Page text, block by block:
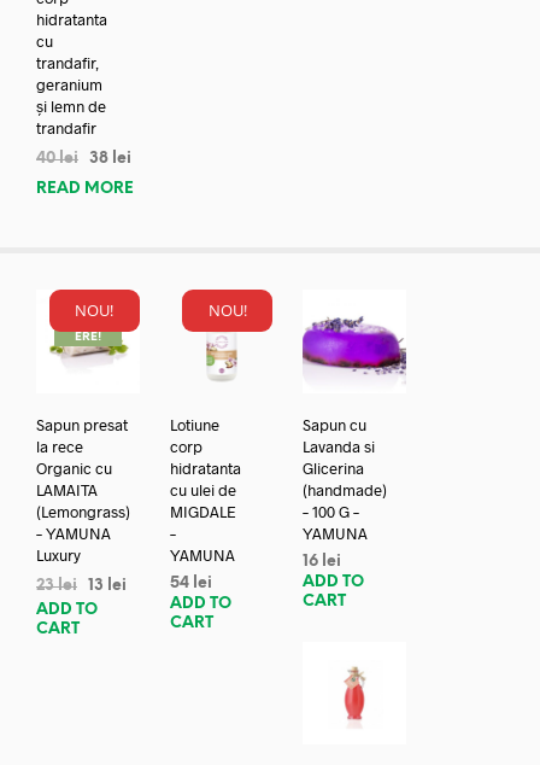
hidratanta
cu
trandafir,
geranium
și lemn de
trandafir
40lei 38 lei
READ MORE
NOU!
REDUC
ERE!
Sapun presat
la rece
Organic cu
LAMAITA
(Lemongrass)
– YAMUNA
Luxury
23lei 13
lei
ADD TO
CART
NOU!
Lotiune
corp
hidratanta
cu ulei de
MIGDALE
–
YAMUNA
54 lei
ADD TO
CART
Sapun cu
Lavanda si
Glicerina
(handmade)
– 100 G –
YAMUNA
16 lei
ADD TO
CART